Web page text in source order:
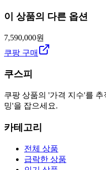
이 상품의 다른 옵션
7,590,000원
쿠팡 구매
쿠스피
쿠팡 상품의 '가격 지수'를 추
밍'을 잡으세요.
카테고리
전체 상품
급락한 상품